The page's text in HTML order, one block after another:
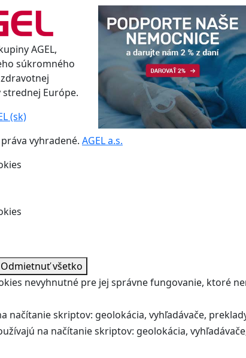
AGEL,
súkromného
Európe.
(sk)
vyhradené. AGEL a.s.
Odmietnuť všetko
nevyhnutné pre jej správne fungovanie, ktoré
načítanie skriptov: geolokácia, vyhľadávače,
na načítanie skriptov: geolokácia,